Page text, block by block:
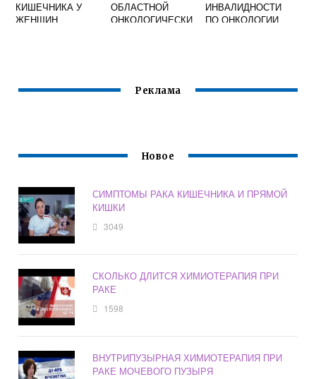
КИШЕЧНИКА У
ЖЕНЩИН
ОБЛАСТНОЙ
ОНКОЛОГИЧЕСКИ
ИНВАЛИДНОСТИ
ПО ОНКОЛОГИИ
Реклама
Новое
СИМПТОМЫ РАКА КИШЕЧНИКА И ПРЯМОЙ
КИШКИ
3049
СКОЛЬКО ДЛИТСЯ ХИМИОТЕРАПИЯ ПРИ
РАКЕ
1598
ВНУТРИПУЗЫРНАЯ ХИМИОТЕРАПИЯ ПРИ
РАКЕ МОЧЕВОГО ПУЗЫРЯ